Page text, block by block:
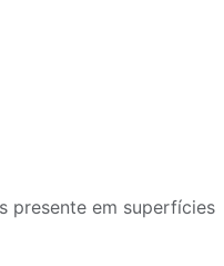
presente em superfícies